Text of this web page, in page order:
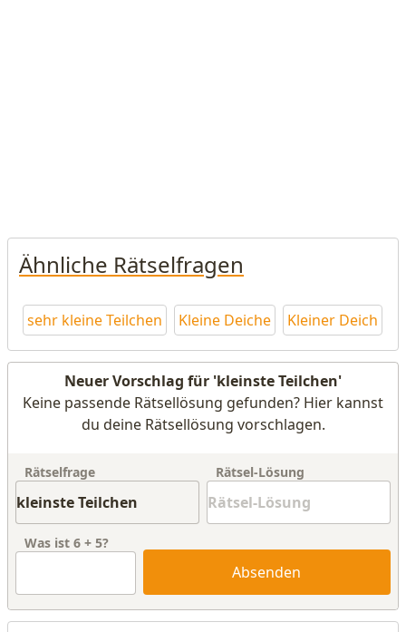
Ähnliche Rätselfragen
sehr kleine Teilchen Kleine Deiche Kleiner Deich
Neuer Vorschlag für 'kleinste Teilchen'
Keine passende Rätsellösung gefunden? Hier kannst
du deine Rätsellösung vorschlagen.
Rätselfrage Rätsel-Lösung
Was ist 6 + 5?
Absenden